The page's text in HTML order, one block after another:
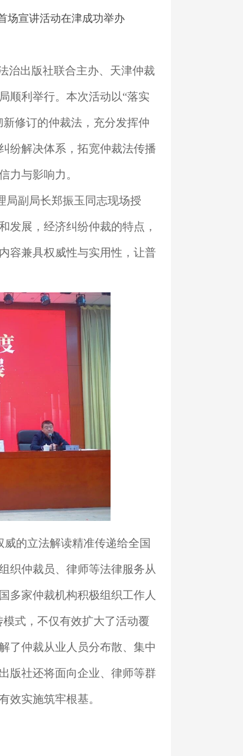
宣讲活动在津成功举办
治出版社联合主办、天津仲裁
顺利举行。本次活动以“落实
修订的仲裁法，充分发挥仲
纷解决体系，拓宽仲裁法传播
力与影响力。
局副局长郑振玉同志现场授
发展，经济纠纷仲裁的特点，
容兼具权威性与实用性，让普
的立法解读精准传递给全国
织仲裁员、律师等法律服务从
多家仲裁机构积极组织工作人
式，不仅有效扩大了活动覆
了仲裁从业人员分布散、集中
版社还将面向企业、律师等群
效实施筑牢根基。